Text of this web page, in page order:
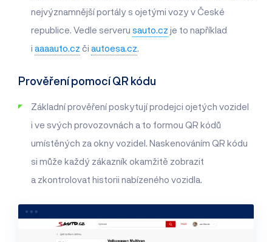
nejvýznamnější portály s ojetými vozy v České
republice. Vedle serveru sauto.cz je to například
i aaaauto.cz či autoesa.cz.
Prověření pomocí QR kódu
Základní prověření poskytují prodejci ojetých vozidel
i ve svých provozovnách a to formou QR kódů
umístěných za okny vozidel. Naskenováním QR kódu
si může každý zákazník okamžitě zobrazit
a zkontrolovat historii nabízeného vozidla.